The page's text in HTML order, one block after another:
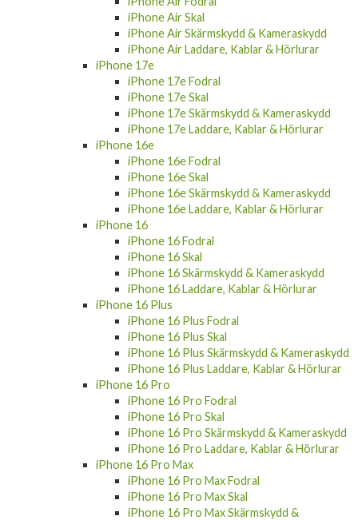
iPhone Air Skal
iPhone Air Skärmskydd & Kameraskydd
iPhone Air Laddare, Kablar & Hörlurar
iPhone 17e
iPhone 17e Fodral
iPhone 17e Skal
iPhone 17e Skärmskydd & Kameraskydd
iPhone 17e Laddare, Kablar & Hörlurar
iPhone 16e
iPhone 16e Fodral
iPhone 16e Skal
iPhone 16e Skärmskydd & Kameraskydd
iPhone 16e Laddare, Kablar & Hörlurar
iPhone 16
iPhone 16 Fodral
iPhone 16 Skal
iPhone 16 Skärmskydd & Kameraskydd
iPhone 16 Laddare, Kablar & Hörlurar
iPhone 16 Plus
iPhone 16 Plus Fodral
iPhone 16 Plus Skal
iPhone 16 Plus Skärmskydd & Kameraskydd
iPhone 16 Plus Laddare, Kablar & Hörlurar
iPhone 16 Pro
iPhone 16 Pro Fodral
iPhone 16 Pro Skal
iPhone 16 Pro Skärmskydd & Kameraskydd
iPhone 16 Pro Laddare, Kablar & Hörlurar
iPhone 16 Pro Max
iPhone 16 Pro Max Fodral
iPhone 16 Pro Max Skal
iPhone 16 Pro Max Skärmskydd &